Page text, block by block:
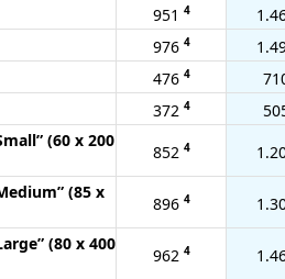
951 4
976 4
476 4
372 4
(60 x 200
852 4
(85 x
896 4
(80 x 400
962 4